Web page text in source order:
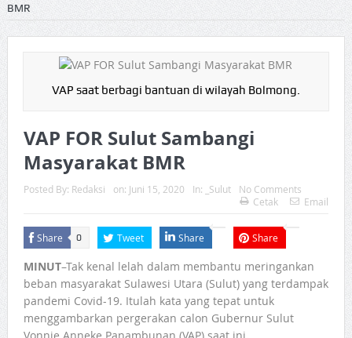
BMR
VAP saat berbagi bantuan di wilayah Bolmong.
VAP FOR Sulut Sambangi
Masyarakat BMR
Posted By: Redaksi on: Juni 15, 2020 In: _Sulut
No Comments
Cetak
Email
Share 0 Tweet Share Share
MINUT–Tak kenal lelah dalam membantu meringankan
beban masyarakat Sulawesi Utara (Sulut) yang terdampak
pandemi Covid-19. Itulah kata yang tepat untuk
menggambarkan pergerakan calon Gubernur Sulut